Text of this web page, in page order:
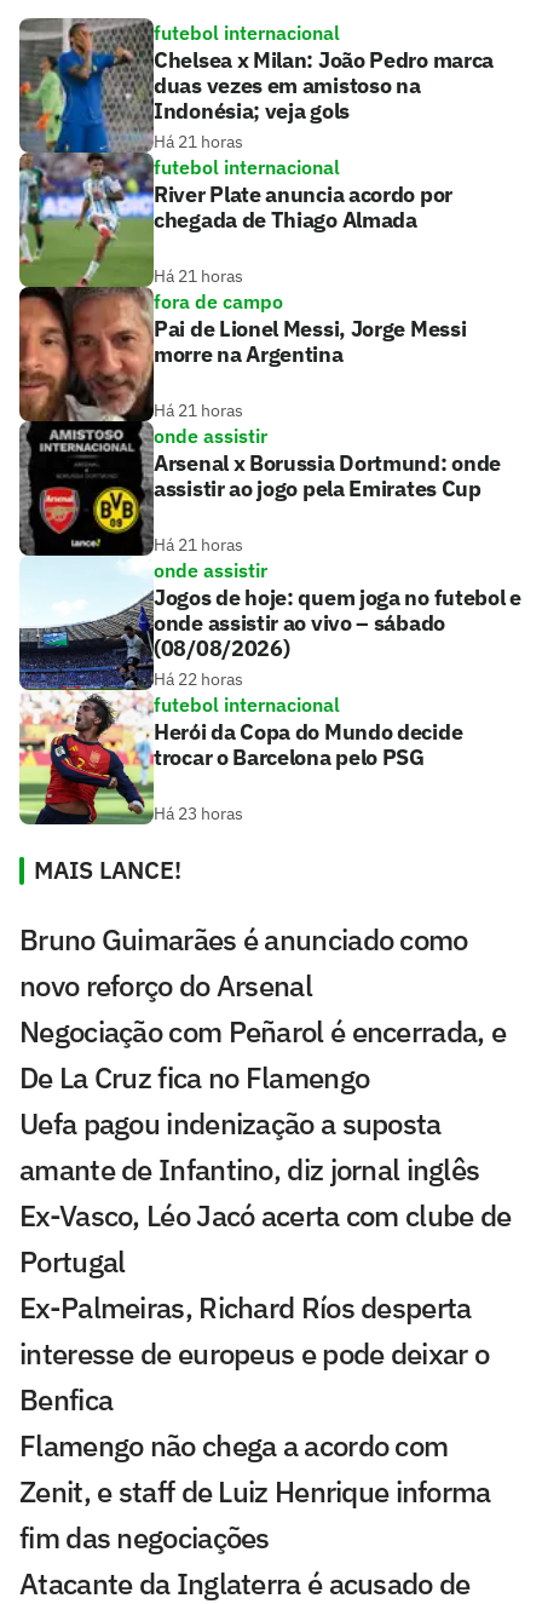
futebol internacional
Chelsea x Milan: João Pedro marca
duas vezes em amistoso na
Indonésia; veja gols
Há 21 horas
futebol internacional
River Plate anuncia acordo por
chegada de Thiago Almada
Há 21 horas
fora de campo
Pai de Lionel Messi, Jorge Messi
morre na Argentina
Há 21 horas
onde assistir
Arsenal x Borussia Dortmund: onde
assistir ao jogo pela Emirates Cup
Há 21 horas
onde assistir
Jogos de hoje: quem joga no futebol e
onde assistir ao vivo – sábado
(08/08/2026)
Há 22 horas
futebol internacional
Herói da Copa do Mundo decide
trocar o Barcelona pelo PSG
Há 23 horas
MAIS LANCE!
Bruno Guimarães é anunciado como
novo reforço do Arsenal
Negociação com Peñarol é encerrada, e
De La Cruz fica no Flamengo
Uefa pagou indenização a suposta
amante de Infantino, diz jornal inglês
Ex-Vasco, Léo Jacó acerta com clube de
Portugal
Ex-Palmeiras, Richard Ríos desperta
interesse de europeus e pode deixar o
Benfica
Flamengo não chega a acordo com
Zenit, e staff de Luiz Henrique informa
fim das negociações
Atacante da Inglaterra é acusado de